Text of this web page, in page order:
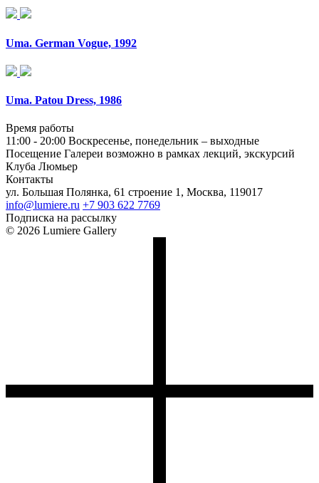
Uma. German Vogue, 1992
Uma. Patou Dress, 1986
Время работы
11:00 - 20:00 Воскресенье, понедельник – выходные
Посещение Галереи возможно в рамках лекций, экскурсий
Клуба Люмьер
Контакты
ул. Большая Полянка, 61 строение 1, Москва, 119017
info@lumiere.ru +7 903 622 7769
Подписка на рассылку
© 2026 Lumiere Gallery